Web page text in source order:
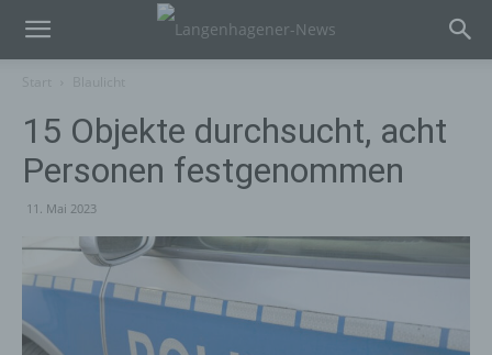
15 Objekte durchsucht, acht
Personen festgenommen
11. Mai 2023